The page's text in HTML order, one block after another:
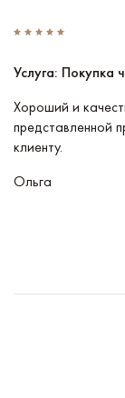
Услуга: Покупка
Хороший и
представленной
клиенту.
Ольга